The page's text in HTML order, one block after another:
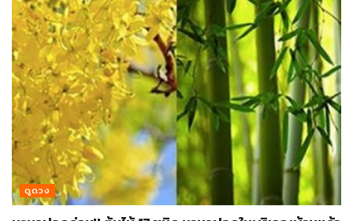
ดูดวง